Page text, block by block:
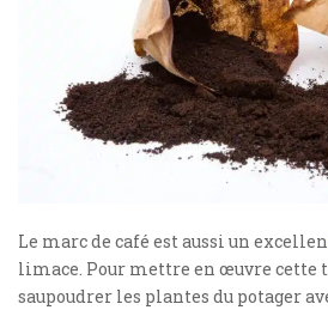
Le marc de café est aussi un
limace. Pour mettre en œuvre cette
saupoudrer les plantes du potager